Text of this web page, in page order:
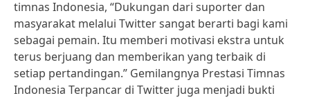
timnas Indonesia, “Dukungan dari suporter dan
masyarakat melalui Twitter sangat berarti bagi kami
sebagai pemain. Itu memberi motivasi ekstra untuk
terus berjuang dan memberikan yang terbaik di
setiap pertandingan.” Gemilangnya Prestasi Timnas
Indonesia Terpancar di Twitter juga menjadi bukti